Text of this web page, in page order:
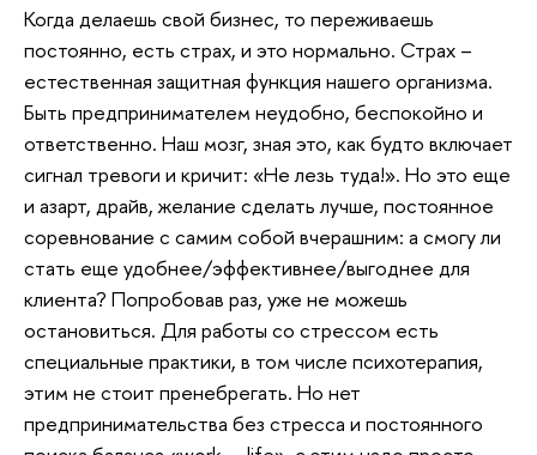
Когда делаешь свой бизнес, то переживаешь
постоянно, есть страх, и это нормально. Страх –
естественная защитная функция нашего организма.
Быть предпринимателем неудобно, беспокойно и
ответственно. Наш мозг, зная это, как будто включает
сигнал тревоги и кричит: «Не лезь туда!». Но это еще
и азарт, драйв, желание сделать лучше, постоянное
соревнование с самим собой вчерашним: а смогу ли
стать еще удобнее/эффективнее/выгоднее для
клиента? Попробовав раз, уже не можешь
остановиться. Для работы со стрессом есть
специальные практики, в том числе психотерапия,
этим не стоит пренебрегать. Но нет
предпринимательства без стресса и постоянного